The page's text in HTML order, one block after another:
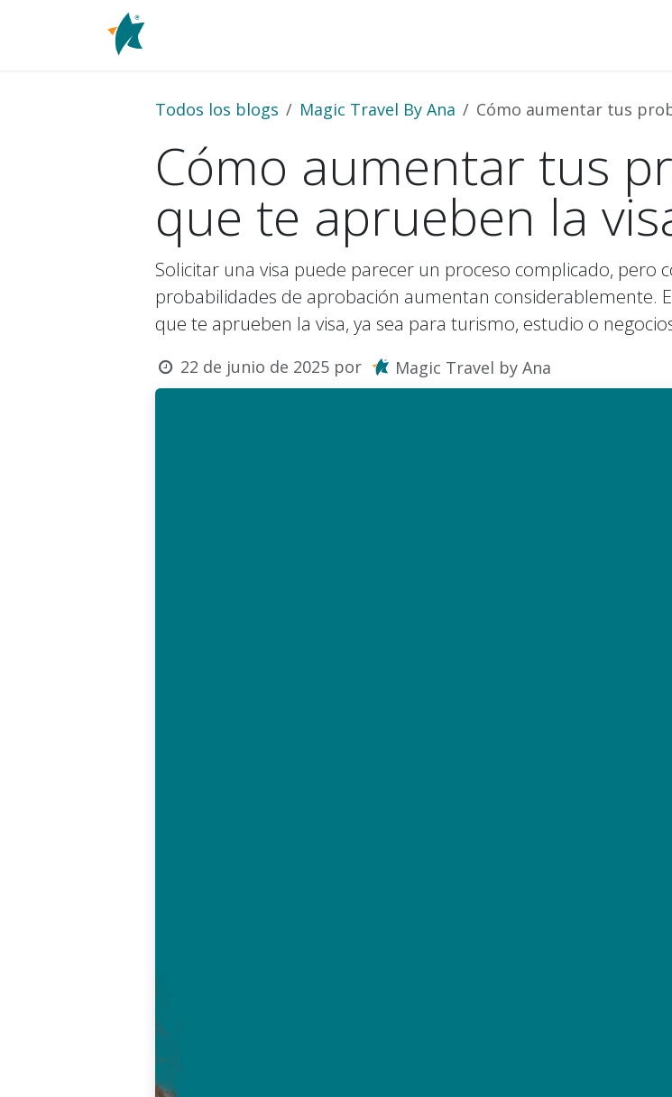
Todos los blogs Magic Travel By Ana Cómo aumentar tus
Cómo aumentar tus
que te aprueben la
Solicitar una visa puede parecer un proceso complicado, pero
probabilidades de aprobación aumentan considerablemente.
que te aprueben la visa, ya sea para turismo, estudio o
22 de junio de 2025 por Magic Travel by Ana